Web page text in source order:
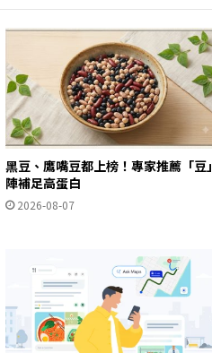
黑豆、鷹嘴豆都上榜！專家推薦「豆」
陣補足高蛋白
2026-08-07